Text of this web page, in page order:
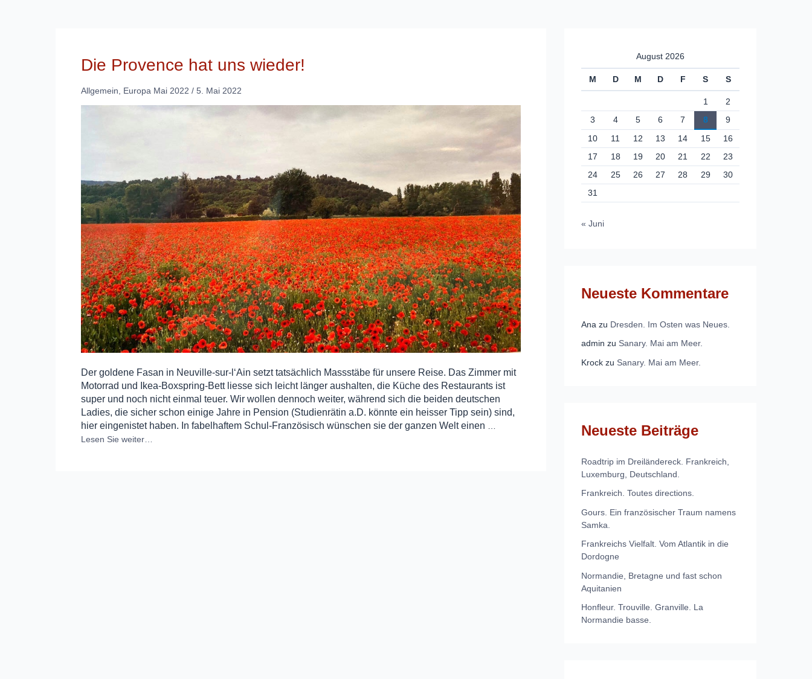
Die Provence hat uns wieder!
Allgemein Europa Mai 2022 / 5. Mai 2022
Der goldene Fasan in Neuville-sur-l‘Ain setzt tatsächlich Massstäbe für unsere Reise. Das Zimmer mit
Motorrad und Ikea-Boxspring-Bett liesse sich leicht länger aushalten, die Küche des Restaurants ist
super und noch nicht einmal teuer. Wir wollen dennoch weiter, während sich die beiden deutschen
Ladies, die sicher schon einige Jahre in Pension (Studienrätin a.D. könnte ein heisser Tipp sein) sind,
hier eingenistet haben. In fabelhaftem Schul-Französisch wünschen sie der ganzen Welt einen
Lesen Sie weiter…
August 2026
M D M D F S S
1
2
3
4 5 6 7 8
9
10
11 12 13 14 15
16
17
18 19 20 21 22
23
24
25 26 27 28 29
30
31
« Juni
Neueste Kommentare
Ana zu Dresden. Im Osten was Neues.
admin zu Sanary. Mai am Meer.
Krock zu Sanary. Mai am Meer.
Neueste Beiträge
Roadtrip im Dreiländereck. Frankreich,
Luxemburg, Deutschland.
Frankreich. Toutes directions.
Gours. Ein französischer Traum namens
Samka.
Frankreichs Vielfalt. Vom Atlantik in die
Dordogne
Normandie, Bretagne und fast schon
Aquitanien
Honfleur. Trouville. Granville. La
Normandie basse.